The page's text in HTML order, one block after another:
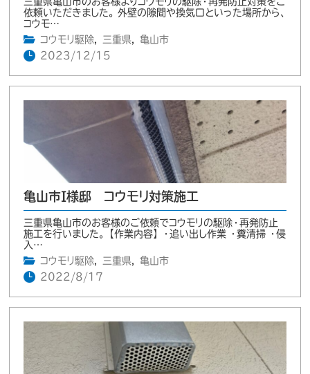
依頼いただきました。 外壁の隙間や換気口といった場所から、
コウモ…
コウモリ駆除, 三重県,
亀山市
2023/12/15
亀山市I様邸 コウモリ対策施工
三重県亀山市のお客様のご依頼でコウモリの駆除・再発防止
施工を行いました。 【作業内容】 ・追い出し作業 ・糞清掃 ・侵
入…
コウモリ駆除
三重県
亀山市
2022/8/17